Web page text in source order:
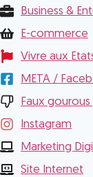
Business &
E-commerce
Vivre aux
META /
Faux gourous
Instagram
Marketing
Site Internet